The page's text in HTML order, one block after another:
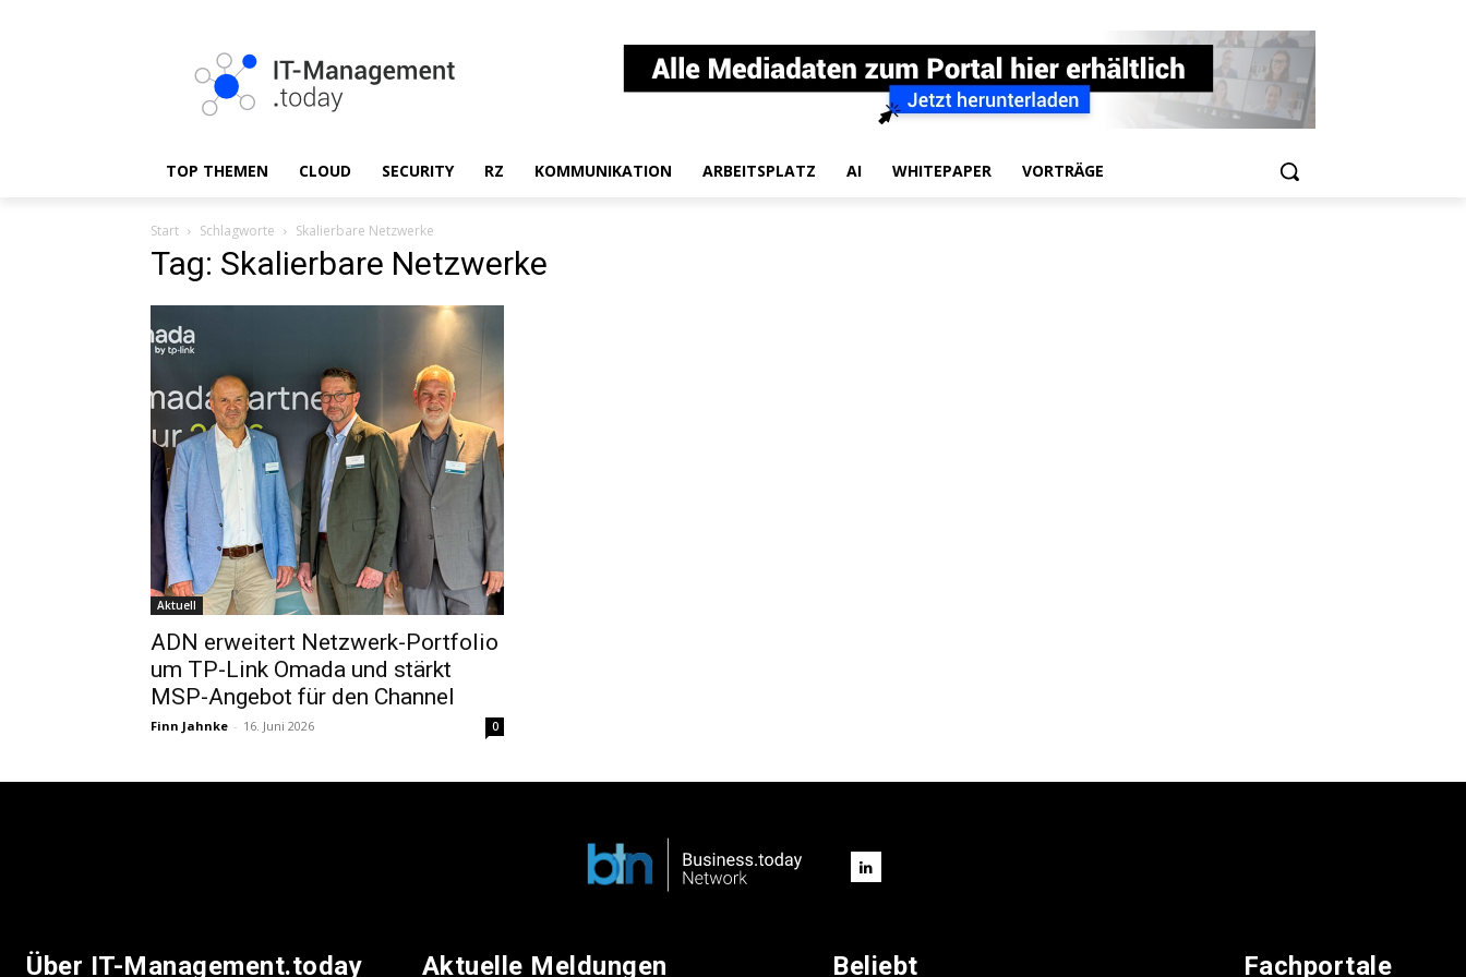
TOP THEMEN CLOUD SECURITY RZ KOMMUNIKATION ARBEITSPLATZ AI WHITEPAPER VORTRÄGE
Start Schlagworte Skalierbare Netzwerke
Tag: Skalierbare Netzwerke
Aktuell
ADN erweitert Netzwerk-Portfolio
um TP-Link Omada und stärkt
MSP-Angebot für den Channel
Finn Jahnke - 16. Juni 2026 0
Über IT-Management.today Aktuelle Meldungen Beliebt Fachportale